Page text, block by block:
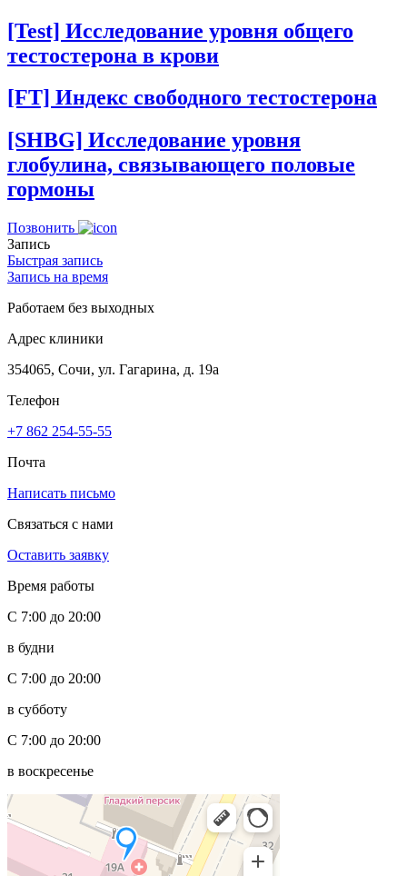
[Test] Исследование уровня общего
тестостерона в крови
[FT] Индекс свободного тестостерона
[SHBG] Исследование уровня
глобулина, связывающего половые
гормоны
Позвонить
Запись
Быстрая запись
Запись на время
Работаем без выходных
Адрес клиники
354065, Сочи, ул. Гагарина, д. 19а
Телефон
+7 862 254-55-55
Почта
Написать письмо
Связаться с нами
Оставить заявку
Время работы
С 7:00 до 20:00
в будни
С 7:00 до 20:00
в субботу
С 7:00 до 20:00
в воскресенье